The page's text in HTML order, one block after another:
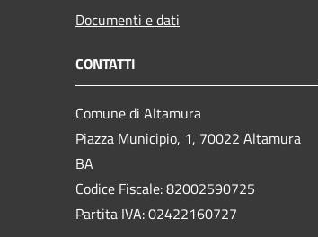
Documenti e dati
CONTATTI
Comune di Altamura
Piazza Municipio, 1, 70022 Altamura
BA
Codice Fiscale: 82002590725
Partita IVA: 02422160727